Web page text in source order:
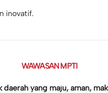
inovatif.
WAWASAN MPTI
daerah yang maju, aman,